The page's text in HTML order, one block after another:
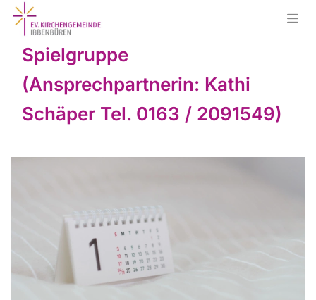
Spielgruppe
(Ansprechpartnerin: Kathi
Schäper Tel. 0163 / 2091549)